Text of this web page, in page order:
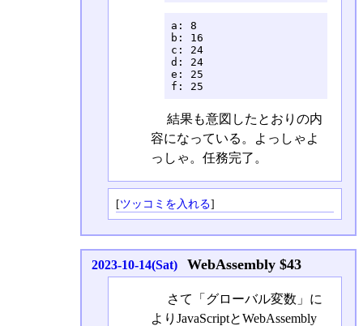
a: 8
b: 16
c: 24
d: 24
e: 25
f: 25
結果も意図したとおりの内
容になっている。よっしゃよ
っしゃ。任務完了。
[ツッコミを入れる]
2023-10-14(Sat) WebAssembly $43
さて「グローバル変数」に
よりJavaScriptとWebAssembly